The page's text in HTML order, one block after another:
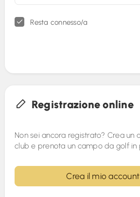
Resta connesso/a
Registrazione online
Non sei ancora registrato? Crea un
club e prenota un campo da golf in
Crea il mio account